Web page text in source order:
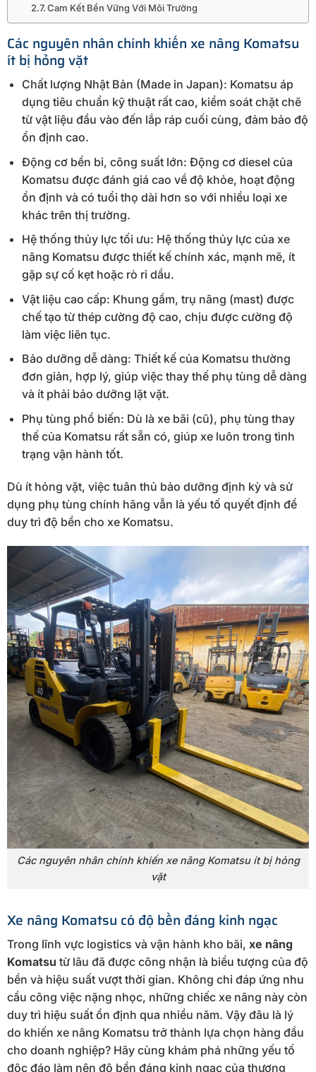
Cam Kết Bền Vững Với Môi Trường
Các nguyên nhân chính khiến xe nâng Komatsu
ít bị hỏng vặt
Chất lượng Nhật Bản (Made in Japan): Komatsu áp
dụng tiêu chuẩn kỹ thuật rất cao, kiểm soát chặt chẽ
từ vật liệu đầu vào đến lắp ráp cuối cùng, đảm bảo độ
ổn định cao.
Động cơ bền bỉ, công suất lớn: Động cơ diesel của
Komatsu được đánh giá cao về độ khỏe, hoạt động
ổn định và có tuổi thọ dài hơn so với nhiều loại xe
khác trên thị trường.
Hệ thống thủy lực tối ưu: Hệ thống thủy lực của xe
nâng Komatsu được thiết kế chính xác, mạnh mẽ, ít
gặp sự cố kẹt hoặc rò rỉ dầu.
Vật liệu cao cấp: Khung gầm, trụ nâng (mast) được
chế tạo từ thép cường độ cao, chịu được cường độ
làm việc liên tục.
Bảo dưỡng dễ dàng: Thiết kế của Komatsu thường
đơn giản, hợp lý, giúp việc thay thế phụ tùng dễ dàng
và ít phải bảo dưỡng lặt vặt.
Phụ tùng phổ biến: Dù là xe bãi (cũ), phụ tùng thay
thế của Komatsu rất sẵn có, giúp xe luôn trong tình
trạng vận hành tốt.
Dù ít hỏng vặt, việc tuân thủ bảo dưỡng định kỳ và sử
dụng phụ tùng chính hãng vẫn là yếu tố quyết định để
duy trì độ bền cho xe Komatsu.
Các nguyên nhân chính khiến xe nâng Komatsu ít bị hỏng
vặt
Xe nâng Komatsu có độ bền đáng kinh ngạc
Trong lĩnh vực logistics và vận hành kho bãi, xe nâng
Komatsu từ lâu đã được công nhận là biểu tượng của độ
bền và hiệu suất vượt thời gian. Không chỉ đáp ứng nhu
cầu công việc nặng nhọc, những chiếc xe nâng này còn
duy trì hiệu suất ổn định qua nhiều năm. Vậy đâu là lý
do khiến xe nâng Komatsu trở thành lựa chọn hàng đầu
cho doanh nghiệp? Hãy cùng khám phá những yếu tố
độc đáo làm nên độ bền đáng kinh ngạc của thương